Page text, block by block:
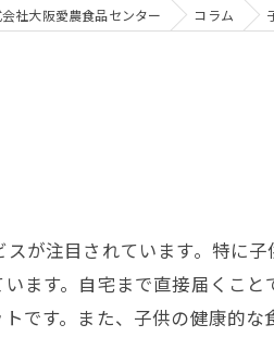
社大阪愛農食品センター コラム
が注目されています。特に子
ます。自宅まで直接届くこと
です。また、子供の健康的な